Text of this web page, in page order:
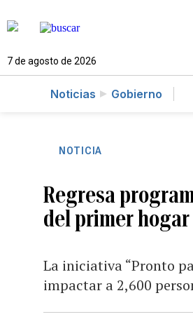
7 de agosto de 2026
Noticias Gobierno
NOTICIA
Regresa
del primer hogar
La iniciativa “Pronto
impactar a 2,600